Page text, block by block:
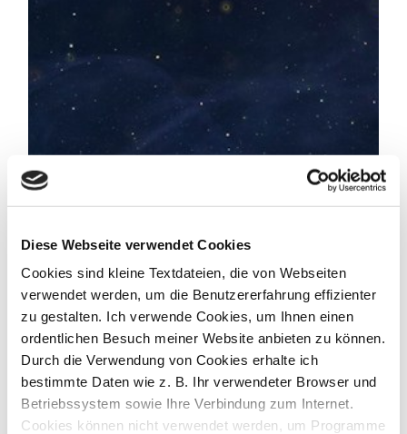
Diese Webseite verwendet Cookies
Cookies sind kleine Textdateien, die von Webseiten
verwendet werden, um die Benutzererfahrung effizienter
zu gestalten. Ich verwende Cookies, um Ihnen einen
ordentlichen Besuch meiner Website anbieten zu können.
Durch die Verwendung von Cookies erhalte ich
bestimmte Daten wie z. B. Ihr verwendeter Browser und
Betriebssystem sowie Ihre Verbindung zum Internet.
Cookies können nicht verwendet werden, um Programme